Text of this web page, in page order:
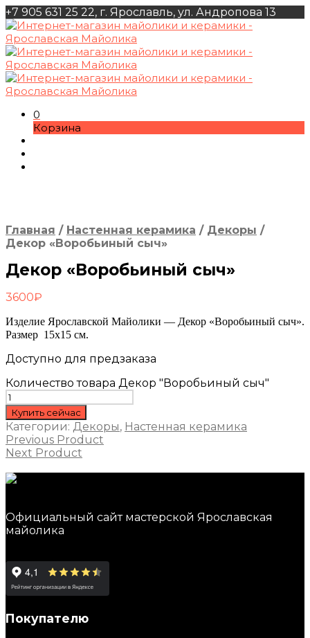
+7 905 631 25 22, г. Ярославль, ул. Андропова 13
0
Корзина
Главная / Настенная керамика / Декоры /
Декор «Воробьиный сыч»
Декор «Воробьиный сыч»
3600₽
Изделие Ярославской Майолики — Декор «Воробьиный сыч».
Размер 15х15 см.
Доступно для предзаказа
Количество товара Декор "Воробьиный сыч"
Купить сейчас
Категории: Декоры, Настенная керамика
Previous Product
Next Product
Официальный сайт мастерской Ярославская
майолика
Покупателю